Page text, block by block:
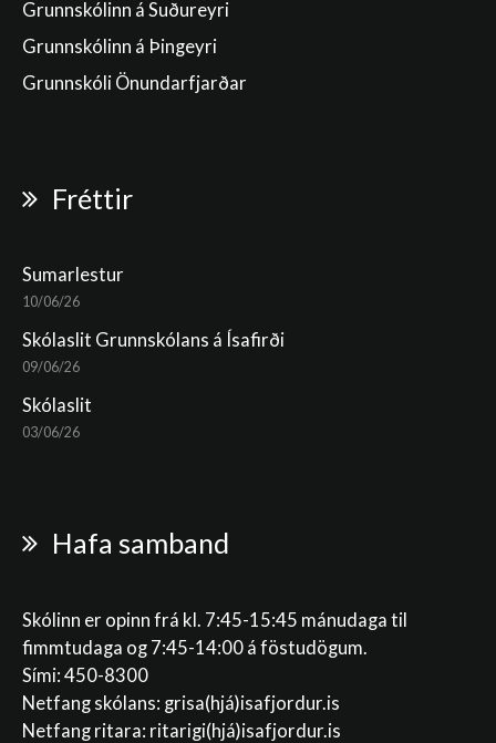
Grunnskólinn á Suðureyri
Grunnskólinn á Þingeyri
Grunnskóli Önundarfjarðar
Fréttir
Sumarlestur
10/06/26
Skólaslit Grunnskólans á Ísafirði
09/06/26
Skólaslit
03/06/26
Hafa samband
Skólinn er opinn frá kl. 7:45-15:45 mánudaga til
fimmtudaga og 7:45-14:00 á föstudögum.
Sími: 450-8300
Netfang skólans: grisa(hjá)isafjordur.is
Netfang ritara: ritarigi(hjá)isafjordur.is